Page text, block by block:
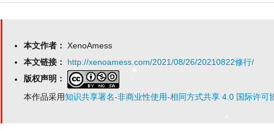
本文作者： XenoAmess
本文链接：
http://xenoamess.com/2021/08/26/20210822修行/
版权声明：
本作品采用知识共享署名-非商业性使用-相同方式共享 4.0 国际许可